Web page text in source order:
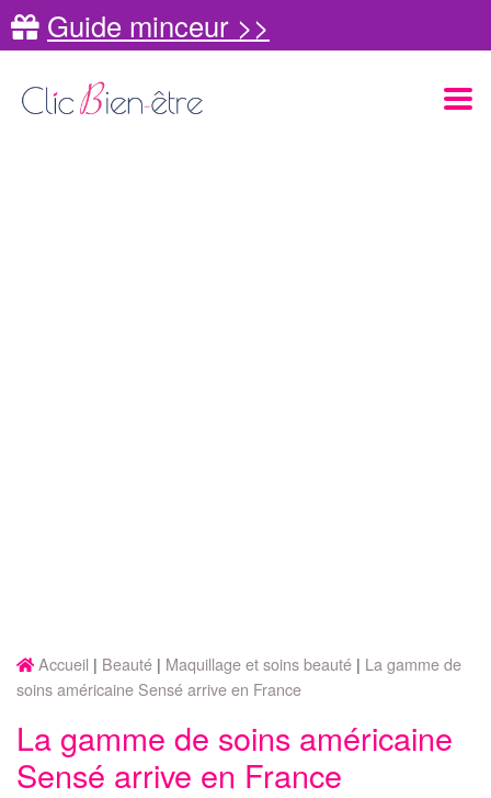
Guide minceur >>
Accueil Beauté Maquillage et soins beauté
La gamme de
soins américaine Sensé arrive en France
La gamme de soins américaine
Sensé arrive en France